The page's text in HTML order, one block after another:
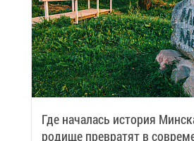
Где на­ча­лась ис­то­рия
ро­ди­ще пре­вра­тят в